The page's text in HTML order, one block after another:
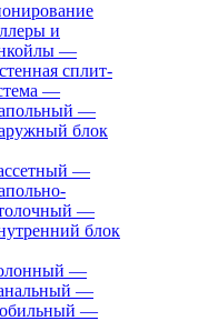
и
—
сплит-
—
—
блок
—
—
блок
—
—
—